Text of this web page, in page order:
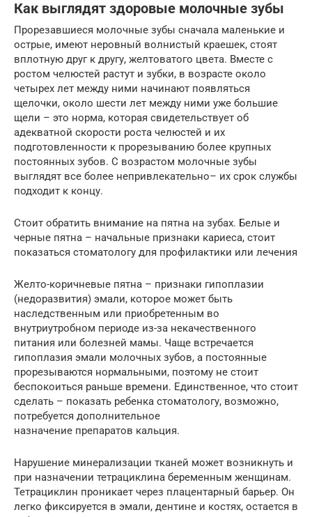
Как выглядят здоровые молочные зубы
Прорезавшиеся молочные зубы сначала маленькие и
острые, имеют неровный волнистый краешек, стоят
вплотную друг к другу, желтоватого цвета. Вместе с
ростом челюстей растут и зубки, в возрасте около
четырех лет между ними начинают появляться
щелочки, около шести лет между ними уже большие
щели – это норма, которая свидетельствует об
адекватной скорости роста челюстей и их
подготовленности к прорезыванию более крупных
постоянных зубов. С возрастом молочные зубы
выглядят все более непривлекательно– их срок службы
подходит к концу.
Стоит обратить внимание на пятна на зубах. Белые и
черные пятна – начальные признаки кариеса, стоит
показаться стоматологу для профилактики или лечения
Желто-коричневые пятна – признаки гипоплазии
(недоразвития) эмали, которое может быть
наследственным или приобретенным во
внутриутробном периоде из-за некачественного
питания или болезней мамы. Чаще встречается
гипоплазия эмали молочных зубов, а постоянные
прорезываются нормальными, поэтому не стоит
беспокоиться раньше времени. Единственное, что стоит
сделать – показать ребенка стоматологу, возможно,
потребуется дополнительное
назначение препаратов кальция.
Нарушение минерализации тканей может возникнуть и
при назначении тетрациклина беременным женщинам.
Тетрациклин проникает через плацентарный барьер. Он
легко фиксируется в эмали, дентине и костях, остается в